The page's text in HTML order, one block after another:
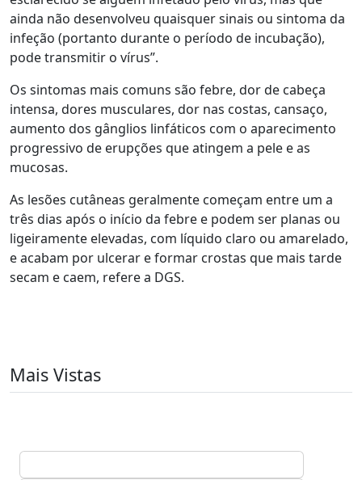
ainda não desenvolveu quaisquer sinais ou sintoma da
infeção (portanto durante o período de incubação),
pode transmitir o vírus”.
Os sintomas mais comuns são febre, dor de cabeça
intensa, dores musculares, dor nas costas, cansaço,
aumento dos gânglios linfáticos com o aparecimento
progressivo de erupções que atingem a pele e as
mucosas.
As lesões cutâneas geralmente começam entre um a
três dias após o início da febre e podem ser planas ou
ligeiramente elevadas, com líquido claro ou amarelado,
e acabam por ulcerar e formar crostas que mais tarde
secam e caem, refere a DGS.
Mais Vistas